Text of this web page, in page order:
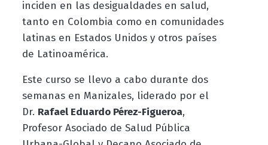
inciden en las desigualdades en salud,
tanto en Colombia como en comunidades
latinas en Estados Unidos y otros países
de Latinoamérica.
Este curso se llevo a cabo durante dos
semanas en Manizales, liderado por el
Dr. Rafael EduardoPérez-Figueroa,
Profesor Asociado de Salud Pública